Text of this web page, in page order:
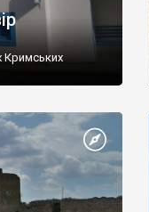
Кримських